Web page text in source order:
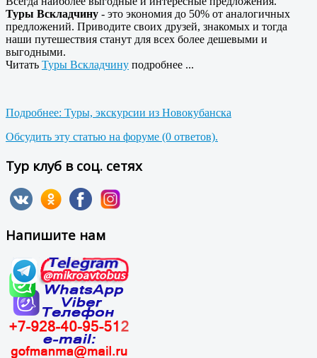
Туры Вскладчину - это экономия до 50% от аналогичных
предложений. Приводите своих друзей, знакомых и тогда
наши путешествия станут для всех более дешевыми и
выгодными.
Читать Туры Вскладчину подробнее ...
Подробнее: Туры, экскурсии из Новокубанска
Обсудить эту статью на форуме (0 ответов).
Тур клуб в соц. сетях
Напишите нам